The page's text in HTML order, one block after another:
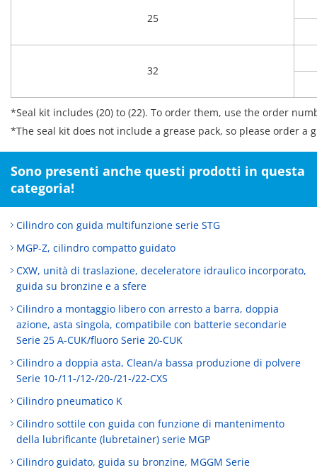
25
32
*Seal kit includes (20) to (22). To order them, use the order
*The seal kit does not include a grease pack, so please order a
Sono presenti anche questi prodotti in questa
categoria!
Cilindro con guida multifunzione serie STG
MGP-Z, cilindro compatto guidato
CXW, unità di traslazione, deceleratore idraulico incorporato,
guida su bronzine e a sfere
Cilindro a montaggio libero con arresto a barra, doppia
azione, asta singola, compatibile con batterie secondarie
Serie 25 A-CUK/fluoro Serie 20-CUK
Cilindro a doppia asta, Clean/a bassa produzione di polvere
Serie 10-/11-/12-/20-/21-/22-CXS
Cilindro pneumatico K
Cilindro sottile con guida con funzione di mantenimento
della lubrificante (lubretainer) serie MGP
Cilindro guidato, guida su bronzine, MGGM Serie